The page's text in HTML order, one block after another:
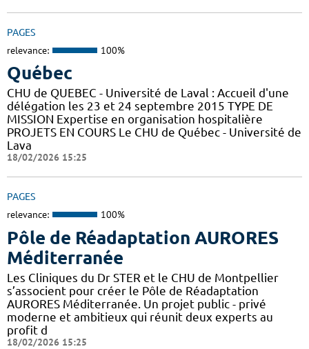
PAGES
relevance: 100%
Québec
CHU de QUEBEC - Université de Laval : Accueil d'une
délégation les 23 et 24 septembre 2015 TYPE DE
MISSION Expertise en organisation hospitalière
PROJETS EN COURS Le CHU de Québec - Université de
Lava
18/02/2026 15:25
PAGES
relevance: 100%
Pôle de Réadaptation AURORES
Méditerranée
Les Cliniques du Dr STER et le CHU de Montpellier
s’associent pour créer le Pôle de Réadaptation
AURORES Méditerranée. Un projet public - privé
moderne et ambitieux qui réunit deux experts au
profit d
18/02/2026 15:25